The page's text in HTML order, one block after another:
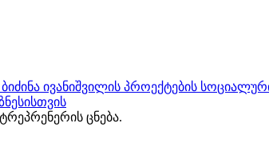
ივანიშვილის პროექტების
ცნება.